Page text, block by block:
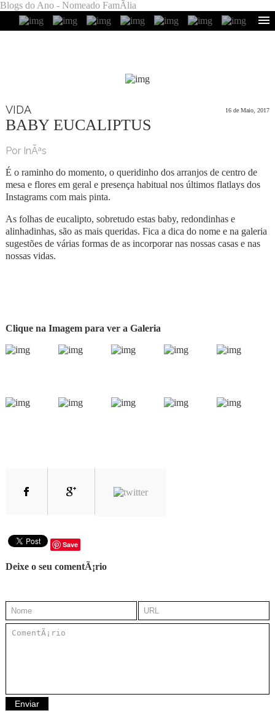
Blogs do Ano - Nomeado FamÃ­lia
VIDA 16 de Maio, 2017
BABY EUCALIPTUS
Por InÃªs
É o raminho do momento, o queridinho dos arranjos de centro de
mesa e flores em geral e presença habitual nos últimos flatlays dos
Instagrams com mais pinta.
As folhas de eucalipto, sobretudo estas baby, redondinhas e
alinhadinhas, são as mais queridas. Fica a dica do nome e na galeria
sugestões de várias formas de as incorporar nas nossas casas e nas
nossas vidas.
Clique na Imagem para ver a Galeria
Save
Deixe o seu comentÃ¡rio